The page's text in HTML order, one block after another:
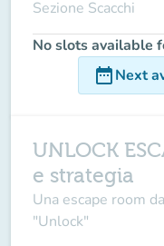
Sezione Scacchi
No slots available
date_rangeNext
UNLOCK
e strategia
Una escape room
"Unlock"